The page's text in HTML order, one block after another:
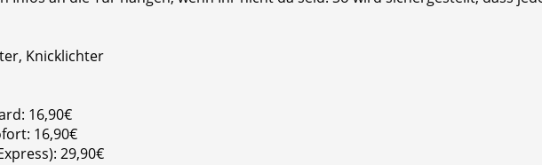
Knicklichter
16,90€
16,90€
29,90€